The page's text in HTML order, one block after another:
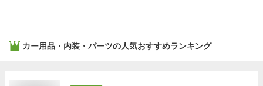
カー用品・内装・パーツの人気おすすめランキング